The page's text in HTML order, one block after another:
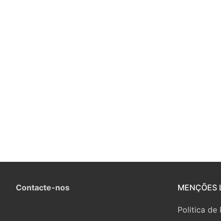
Contacte-nos MENÇÕES
Politica de